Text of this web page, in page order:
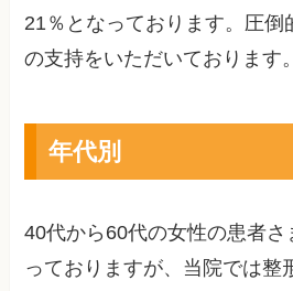
21％となっております。圧倒
の支持をいただいております。
年代別
40代から60代の女性の患者
っておりますが、当院では整